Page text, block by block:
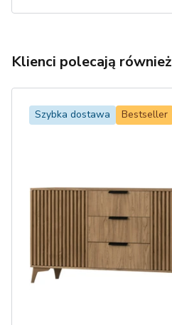
Klienci polecają również
Szybka dostawa Bestseller